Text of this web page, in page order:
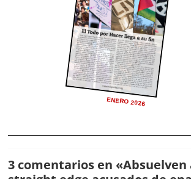
ENERO 2026
3 comentarios en «Absuelven